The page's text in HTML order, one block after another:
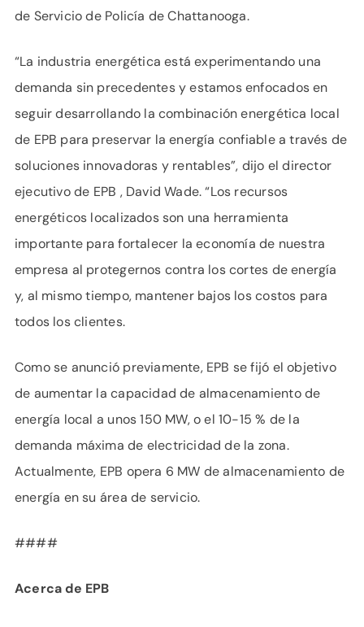
de Servicio de Policía de Chattanooga.
“La industria energética está experimentando una
demanda sin precedentes y estamos enfocados en
seguir desarrollando la combinación energética local
de EPB para preservar la energía confiable a través de
soluciones innovadoras y rentables”, dijo el director
ejecutivo de EPB , David Wade. “Los recursos
energéticos localizados son una herramienta
importante para fortalecer la economía de nuestra
empresa al protegernos contra los cortes de energía
y, al mismo tiempo, mantener bajos los costos para
todos los clientes.
Como se anunció previamente, EPB se fijó el objetivo
de aumentar la capacidad de almacenamiento de
energía local a unos 150 MW, o el 10-15 % de la
demanda máxima de electricidad de la zona.
Actualmente, EPB opera 6 MW de almacenamiento de
energía en su área de servicio.
####
Acerca de EPB